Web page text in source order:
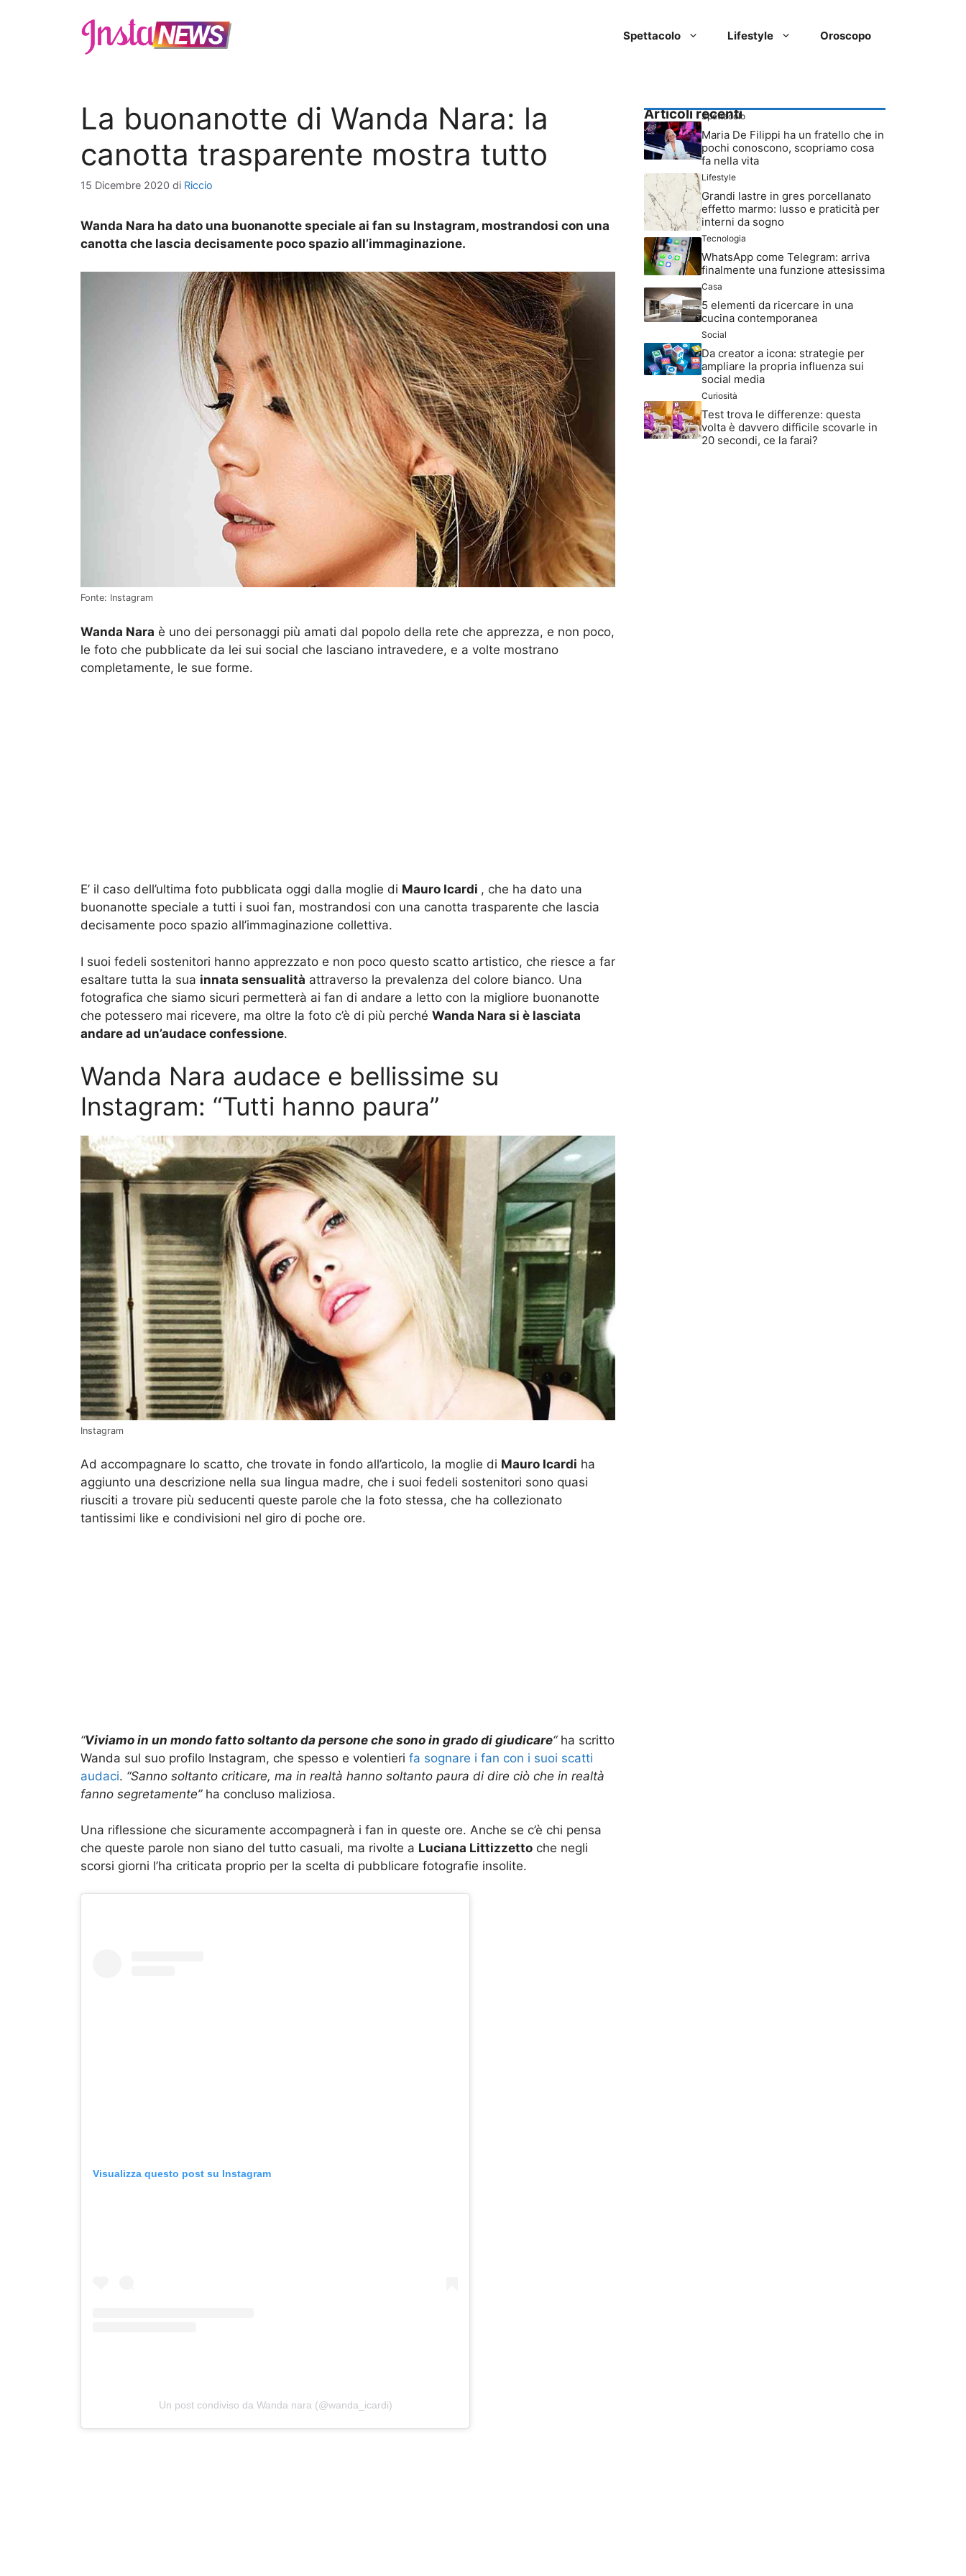
Spettacolo Lifestyle Oroscopo
La buonanotte di Wanda Nara: la
canotta trasparente mostra tutto
15 Dicembre 2020 di Riccio
Wanda Nara ha dato una buonanotte speciale ai fan su Instagram, mostrandosi con una
canotta che lascia decisamente poco spazio all’immaginazione.
Fonte: Instagram
Wanda Nara è uno dei personaggi più amati dal popolo della rete che apprezza, e non poco,
le foto che pubblicate da lei sui social che lasciano intravedere, e a volte mostrano
completamente, le sue forme.
E’ il caso dell’ultima foto pubblicata oggi dalla moglie di Mauro Icardi , che ha dato una
buonanotte speciale a tutti i suoi fan, mostrandosi con una canotta trasparente che lascia
decisamente poco spazio all’immaginazione collettiva.
I suoi fedeli sostenitori hanno apprezzato e non poco questo scatto artistico, che riesce a far
esaltare tutta la sua innata sensualità attraverso la prevalenza del colore bianco. Una
fotografica che siamo sicuri permetterà ai fan di andare a letto con la migliore buonanotte
che potessero mai ricevere, ma oltre la foto c’è di più perché Wanda Nara si è lasciata
andare ad un’audace confessione.
Wanda Nara audace e bellissime su
Instagram: “Tutti hanno paura”
Instagram
Ad accompagnare lo scatto, che trovate in fondo all’articolo, la moglie di Mauro Icardi ha
aggiunto una descrizione nella sua lingua madre, che i suoi fedeli sostenitori sono quasi
riusciti a trovare più seducenti queste parole che la foto stessa, che ha collezionato
tantissimi like e condivisioni nel giro di poche ore.
“Viviamo in un mondo fatto soltanto da persone che sono in grado di giudicare“ha scritto
Wanda sul suo profilo Instagram, che spesso e volentieri fa sognare i fan con i suoi scatti
audaci. “Sanno soltanto criticare, ma in realtà hanno soltanto paura di dire ciò che in realtà
fanno segretamente”ha concluso maliziosa.
Una riflessione che sicuramente accompagnerà i fan in queste ore. Anche se c’è chi pensa
che queste parole non siano del tutto casuali, ma rivolte a Luciana Littizzetto che negli
scorsi giorni l’ha criticata proprio per la scelta di pubblicare fotografie insolite.
Visualizza questo post su Instagram
Un post condiviso da Wanda nara (@wanda_icardi)
Articoli recenti
Spettacolo
Maria De Filippi ha un fratello che in
pochi conoscono, scopriamo cosa
fa nella vita
Lifestyle
Grandi lastre in gres porcellanato
effetto marmo: lusso e praticità per
interni da sogno
Tecnologia
WhatsApp come Telegram: arriva
finalmente una funzione attesissima
Casa
5 elementi da ricercare in una
cucina contemporanea
Social
Da creator a icona: strategie per
ampliare la propria influenza sui
social media
Curiosità
Test trova le differenze: questa
volta è davvero difficile scovarle in
20 secondi, ce la farai?